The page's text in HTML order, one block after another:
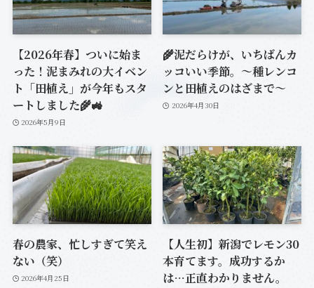
【2026年春】ついに始ま
った！泥まみれの大イベン
ト「田植え」が今年もスタ
ートしました🌾🚜
2026年5月9日
🌾泥だらけが、いちばんカ
ッコいい季節。〜種レンコ
ンと田植えのはざまで〜
2026年4月30日
春の農家、忙しすぎて笑え
ない（笑）
2026年4月25日
【人生初】新潟でレモン30
本育てます。成功するか
は…正直わかりません。